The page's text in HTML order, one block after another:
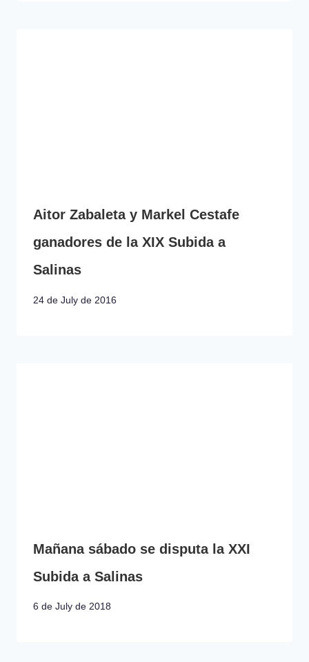
Aitor Zabaleta y Markel Cestafe
ganadores de la XIX Subida a
Salinas
24 de July de 2016
Mañana sábado se disputa la XXI
Subida a Salinas
6 de July de 2018